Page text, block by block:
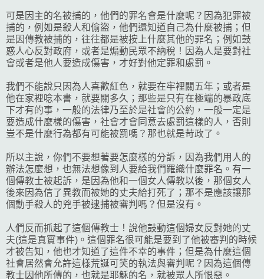
可是因主的名被捕的，他們的罪名會是什麼呢？因為犯罪被
捕的，例如是殺人和偷盜，他們還知道自己為什麼被捕；但
是因傳教被捕的，往往都是被按上什麼其他的罪名；例如鼓
惑人心反對政府，或者是煽動民眾不納稅！因為人是要對社
會或者是他人要造成傷害，才好對他定罪和處罰。
我們不能說只因為人喜歡紅色，就要在牢裡關五年；或者是
他在家裡唸本書，就要關多久；那些是只有在極端的暴政底
下才有的事，一般的法律乃至於是社會的公約，一般一定是
要造成什麼樣的傷害，社會才會同意去處罰這樣的人，否則
豈不是什麼行為都有可能被罰嗎？那也就是苛政了。
所以主說，你們不要想著要怎麼樣的分訴，因為我們用人的
辦法怎麼想，也無法想像到人要給我們羅織什麼罪名。有一
個傳教士被起訴，是因為他和一個女人傳教以後，那個女人
後來因為信了異教而被她的丈夫給打死了；那不是應該讓那
個動手殺人的兇手被逮捕被審判嗎？但是沒有。
人們反而抓起了這個傳教士！說他鼓動這個婦女反對她的丈
夫(這是真實事件)。這個罪名很可能是要到了他被審判的時候
才被告知，他也才知道了這件不幸的事件；但是為什麼這個
社會居然會允許這樣荒誕可笑的執法與審判呢？因為這個傳
教士因他所傳的，也就是耶穌的名，就被眾人所恨惡。